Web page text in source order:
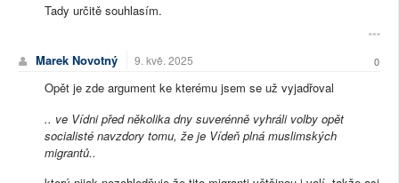
Tady určitě souhlasím.
Marek Novotný 9. kvě. 2025 0
Opět je zde argument ke kterému jsem se už vyjadřoval
.. ve Vídni před několika dny suverénně vyhráli volby opět
socialisté navzdory tomu, že je Vídeň plná muslimských
migrantů..